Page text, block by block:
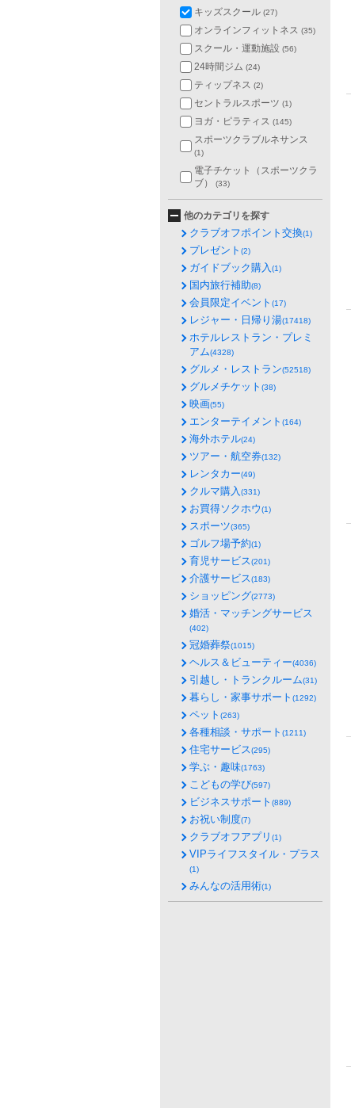
キッズスクール (27)
オンラインフィットネス (35)
スクール・運動施設 (56)
24時間ジム (24)
ティップネス (2)
セントラルスポーツ (1)
ヨガ・ピラティス (145)
スポーツクラブルネサンス
(1)
電子チケット（スポーツクラ
ブ）
(33)
他のカテゴリを探す
クラブオフポイント交換(1)
プレゼント (2)
ガイドブック購入(1)
国内旅行補助(8)
会員限定イベント (17)
レジャー・日帰り湯(17418)
ホテルレストラン・プレミ
アム(4328)
グルメ・レストラン(52518)
グルメチケット (38)
映画(55)
エンターテイメント (164)
海外ホテル(24)
ツアー・航空券(132)
レンタカー(49)
クルマ購入(331)
お買得ソクホウ(1)
スポーツ(365)
ゴルフ場予約(1)
育児サービス(201)
介護サービス(183)
ショッピング(2773)
婚活・マッチングサービス
(402)
冠婚葬祭(1015)
ヘルス＆ビューティー(4036)
引越し・トランクルーム(31)
暮らし・家事サポート (1292)
ペット (263)
各種相談・サポート (1211)
住宅サービス(295)
学ぶ・趣味(1763)
こどもの学び(597)
ビジネスサポート (889)
お祝い制度(7)
クラブオフアプリ (1)
VIPライフスタイル・プラス
(1)
みんなの活用術(1)